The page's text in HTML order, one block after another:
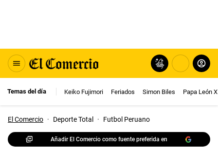
Temas del día Keiko Fujimori Feriados Simon Biles Papa León
El Comercio · Deporte Total · Futbol Peruano
Añadir El Comercio como fuente preferida en